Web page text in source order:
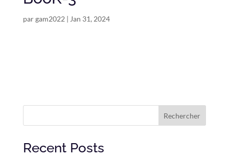
pargam2022 | Jan 31, 2024
Rechercher
Recent Posts